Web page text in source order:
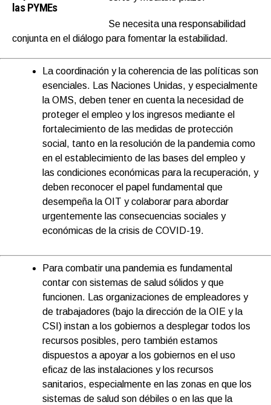
las PYMEs
Se necesita una responsabilidad
conjunta en el diálogo para fomentar la estabilidad.
La coordinación y la coherencia de las políticas son
esenciales. Las Naciones Unidas, y especialmente
la OMS, deben tener en cuenta la necesidad de
proteger el empleo y los ingresos mediante el
fortalecimiento de las medidas de protección
social, tanto en la resolución de la pandemia como
en el establecimiento de las bases del empleo y
las condiciones económicas para la recuperación, y
deben reconocer el papel fundamental que
desempeña la OIT y colaborar para abordar
urgentemente las consecuencias sociales y
económicas de la crisis de COVID-19.
Para combatir una pandemia es fundamental
contar con sistemas de salud sólidos y que
funcionen. Las organizaciones de empleadores y
de trabajadores (bajo la dirección de la OIE y la
CSI) instan a los gobiernos a desplegar todos los
recursos posibles, pero también estamos
dispuestos a apoyar a los gobiernos en el uso
eficaz de las instalaciones y los recursos
sanitarios, especialmente en las zonas en que los
sistemas de salud son débiles o en las que la